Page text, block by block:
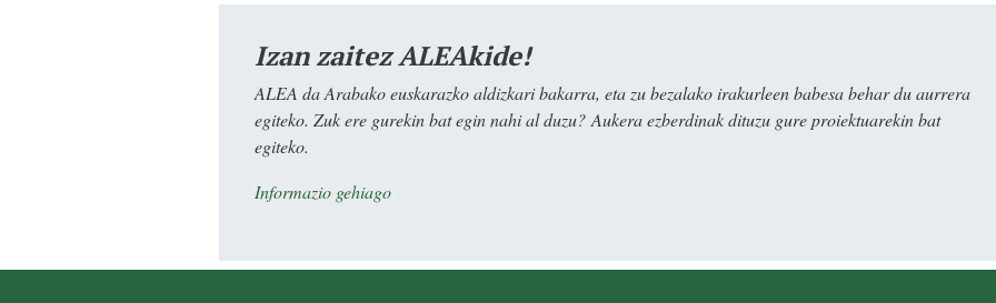
Izan zaitez ALEAkide!
ALEA da Arabako euskarazko aldizkari bakarra, eta zu bezalako irakurleen babesa behar du aurrera
egiteko. Zuk ere gurekin bat egin nahi al duzu? Aukera ezberdinak dituzu gure proiektuarekin bat
egiteko.
Informazio gehiago